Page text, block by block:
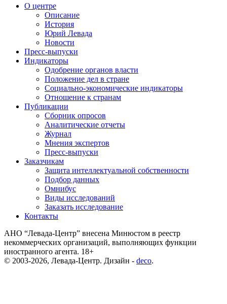
О центре
Описание
История
Юрий Левада
Новости
Пресс-выпуски
Индикаторы
Одобрение органов власти
Положение дел в стране
Социально-экономические индикаторы
Отношение к странам
Публикации
Сборник опросов
Аналитические отчеты
Журнал
Мнения экспертов
Пресс-выпуски
Заказчикам
Защита интеллектуальной собственности
Подбор данных
Омнибус
Виды исследований
Заказать исследование
Контакты
АНО “Левада-Центр” внесена Минюстом в реестр
некоммерческих организаций, выполняющих функции
иностранного агента. 18+
© 2003-2026, Левада-Центр. Дизайн - deco.